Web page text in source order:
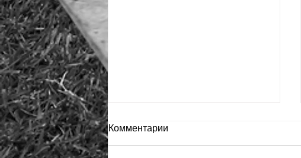
Комментарии